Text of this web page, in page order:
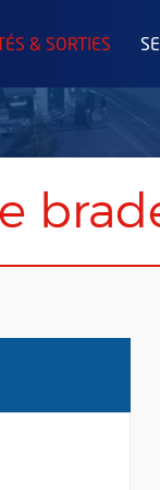
& SORTIES